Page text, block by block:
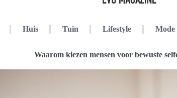
Huis Tuin Lifestyle Mode
Waarom kiezen mensen voor bewuste